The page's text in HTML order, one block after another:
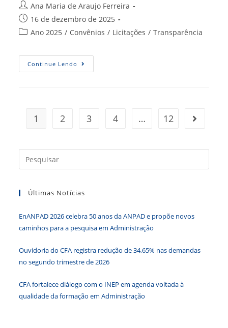
Autor
do
post:
Ana Maria de Araujo Ferreira
Post
publicado:
16 de dezembro de 2025
Categoria
post:
Ano 2025 / Convênios / Licitações / Transparência
Continue Lendo Convênio
Nº
1 2 3 4 … 12 Ir para a
a
Últimas Notícias
EnANPAD 2026 celebra 50 anos da ANPAD e propõe novos
caminhos para a pesquisa em Administração
Ouvidoria do CFA registra redução de 34,65% nas demandas
no segundo trimestre de 2026
CFA fortalece diálogo com o INEP em agenda voltada à
qualidade da formação em Administração